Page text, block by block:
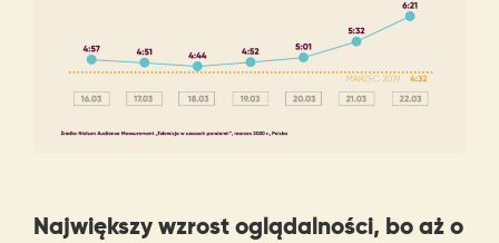
Największy wzrost oglądalności, bo aż o